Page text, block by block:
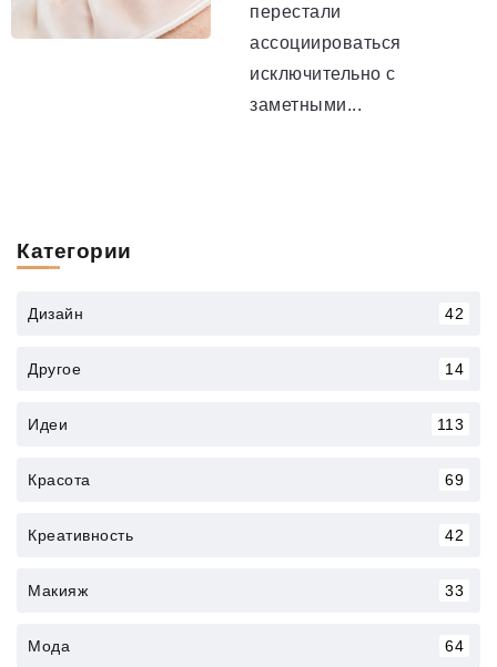
перестали
ассоциироваться
исключительно с
заметными...
Категории
Дизайн 42
Другое 14
Идеи 113
Красота 69
Креативность 42
Макияж 33
Мода 64